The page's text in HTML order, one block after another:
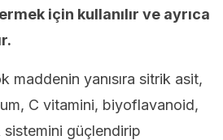
için kullanılır ve ayrıca
maddenin yanısıra sitrik asit,
C vitamini, biyoflavanoid,
sistemini güçlendirip